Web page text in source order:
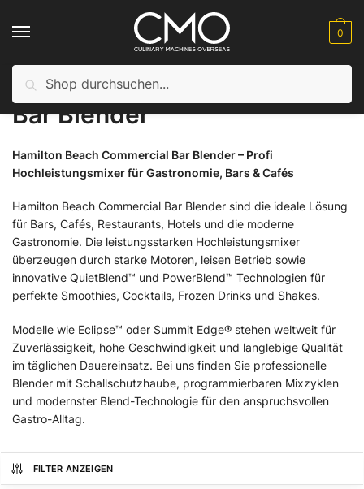
0
Startseite / Alle produkte / Bar
Bar Blender
Hamilton Beach Commercial Bar Blender – Profi
Hochleistungsmixer für Gastronomie, Bars & Cafés
Hamilton Beach Commercial Bar Blender sind die ideale Lösung
für Bars, Cafés, Restaurants, Hotels und die moderne
Gastronomie. Die leistungsstarken Hochleistungsmixer
überzeugen durch starke Motoren, leisen Betrieb sowie
innovative QuietBlend™ und PowerBlend™ Technologien für
perfekte Smoothies, Cocktails, Frozen Drinks und Shakes.
Modelle wie Eclipse™ oder Summit Edge® stehen weltweit für
Zuverlässigkeit, hohe Geschwindigkeit und langlebige Qualität
im täglichen Dauereinsatz. Bei uns finden Sie professionelle
Blender mit Schallschutzhaube, programmierbaren Mixzyklen
und modernster Blend-Technologie für den anspruchsvollen
Gastro-Alltag.
FILTER ANZEIGEN